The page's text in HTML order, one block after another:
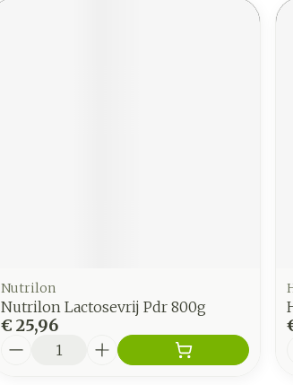
Nutrilon
Nutrilon Lactosevrij Pdr 800g
€ 25,96